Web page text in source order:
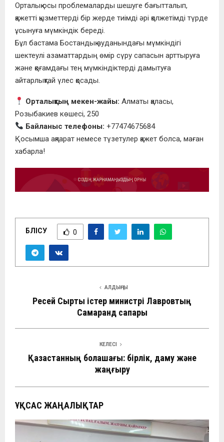
Орталық осы проблемаларды шешуге бағытталып,
қажетті қызметтерді бір жерде тиімді әрі қолжетімді түрде
ұсынуға мүмкіндік береді.
Бұл бастама Бостандық ауданындағы мүмкіндігі
шектеулі азаматтардың өмір сүру сапасын арттыруға
және қоғамдағы тең мүмкіндіктерді дамытуға
айтарлықтай үлес қосады.
Орталықтың мекен-жайы: Алматы қаласы,
Розыбакиев көшесі, 250
Байланыс телефоны: +77474675684
Қосымша ақпарат немесе түзетулер қажет болса, маған
хабарла!
БӨЛІСУ 0
АЛДЫҢҒЫ
Ресей Сыртқы істер министрі Лавровтың
Самарқанд сапары
КЕЛЕСІ
Қазақстанның болашағы: бірлік, даму және
жаңғыру
ҰҚСАС ЖАҢАЛЫҚТАР